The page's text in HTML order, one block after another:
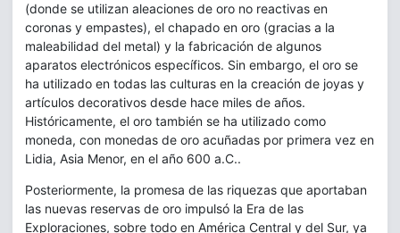
(donde se utilizan aleaciones de oro no reactivas en
coronas y empastes), el chapado en oro (gracias a la
maleabilidad del metal) y la fabricación de algunos
aparatos electrónicos específicos. Sin embargo, el oro se
ha utilizado en todas las culturas en la creación de joyas y
artículos decorativos desde hace miles de años.
Históricamente, el oro también se ha utilizado como
moneda, con monedas de oro acuñadas por primera vez en
Lidia, Asia Menor, en el año 600 a.C..
Posteriormente, la promesa de las riquezas que aportaban
las nuevas reservas de oro impulsó la Era de las
Exploraciones, sobre todo en América Central y del Sur, ya